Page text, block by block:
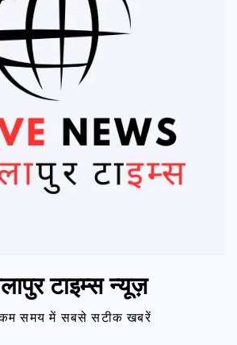
टाइम्स न्यूज़
समय में सबसे सटीक खबरें